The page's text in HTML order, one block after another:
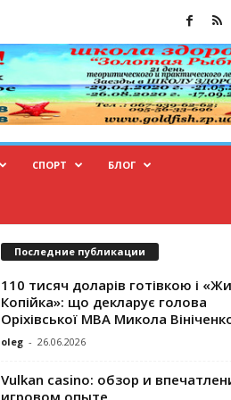
СПОРТ БЛОГ
Последние публикации
110 тисяч доларів готівкою і
Копійка»: що декларує голова
Оріхівської МВА Микола
oleg - 26.06.2026
Vulkan casino: обзор и
игровом опыте